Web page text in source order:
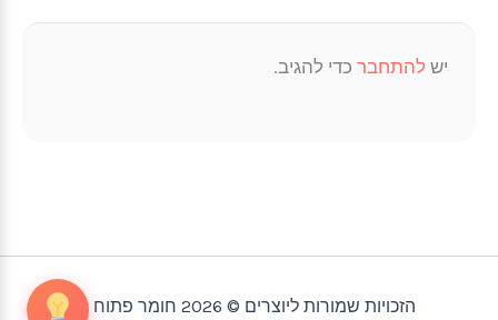
יש להתחבר כדי להגיב.
הזכויות שמורות ליוצרים © 2026 חומר פתוח |